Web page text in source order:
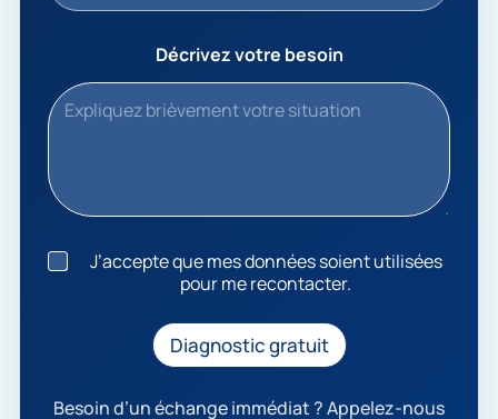
Décrivez votre besoin
J
’
J’accepte que mes données soient utilisées
pour me recontacter.
Diagnostic gratuit
Besoin d’un échange immédiat ? Appelez-nous